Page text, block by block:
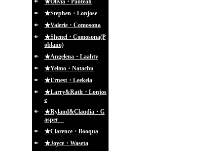
★Olivia・Panteah
★Stephen・Lonjose
★Valerie・Comosona
★Shenel・Comosona(P
oblano)
★Angelena・Laahty
★Yelmo・Natachu
★Ernest・Leekela
★Larry&Rath・Lonjos
e
★Ryland&Claudia・G
asper
★Clarence・Booqua
★Joyce・Waseta